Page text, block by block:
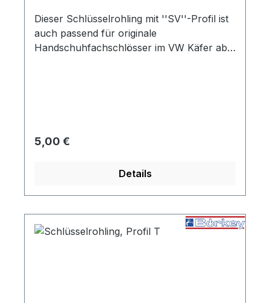
Dieser Schlüsselrohling mit ''SV''-Profil ist
auch passend für originale
Handschuhfachschlösser im VW Käfer ab
Regulärer Preis:
5,00 €
Details